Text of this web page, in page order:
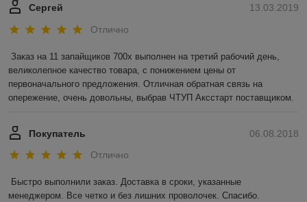
13.03.2019
Сергей
Отлично
Заказ на 11 запайщиков 700х выполнен на третий рабочий день,
великолепное качество товара, с понижением цены от
первоначального предложения. Отличная обратная связь на
опережение, очень довольны, выбрав ЧТУП Аксстарт поставщиком.
06.08.2018
Покупатель
Отлично
Быстро выполнили заказ. Доставка в сроки, указанные
менеджером. Все четко и без лишних проволочек. Спасибо.